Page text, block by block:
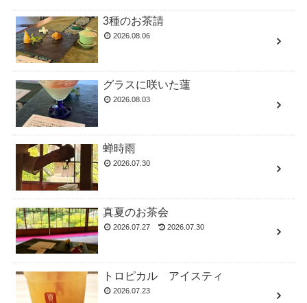
3種のお茶請
2026.08.06
グラスに咲いた蓮
2026.08.03
蝉時雨
2026.07.30
真夏のお茶会
2026.07.27 2026.07.30
トロピカル アイスティ
2026.07.23